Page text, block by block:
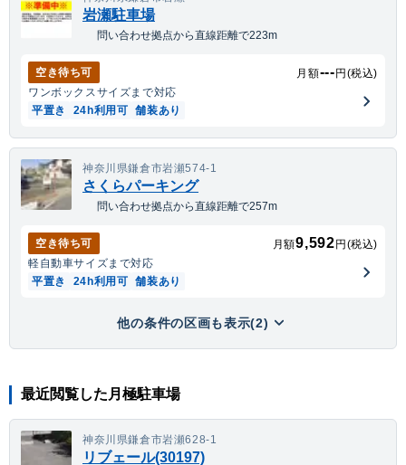
岩瀬駐車場
問い合わせ拠点から直線距離で223m
空き待ち可 月額---円(税込)
ワンボックス サイズまで対応
平置き
24h利用可 舗装あり
神奈川県鎌倉市岩瀬574-1
さくらパーキング
問い合わせ拠点から直線距離で257m
空き待ち可 月額9,592円(税込)
軽自動車サイズまで対応
平置き
24h利用可 舗装あり
他の条件の区画も表示(2)
最近閲覧した月極駐車場
神奈川県鎌倉市岩瀬628-1
リブェール(30197)